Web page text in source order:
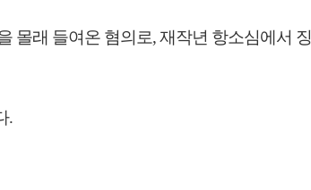
몰래 들여온 혐의로, 재작년 항소심에서
.